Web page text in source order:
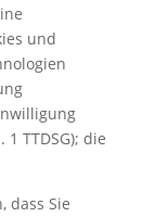
und
1 TTDSG); die
dass Sie